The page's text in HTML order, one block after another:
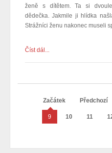
ženě s dítětem. Ta si
dědečka. Jakmile ji hlídka
Strážníci ženu nakonec museli
Číst dál...
Začátek Předchozí
9 10 11